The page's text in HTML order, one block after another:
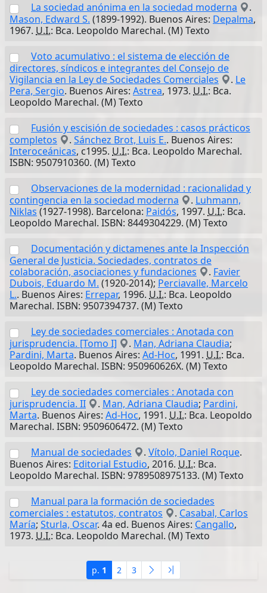
La sociedad anónima en la sociedad moderna
.
Mason, Edward S. (1899-1992). Buenos Aires: Depalma,
1967. U.I.: Bca. Leopoldo Marechal. (M) Texto
Voto acumulativo : el sistema de elección de
directores, síndicos e integrantes del Consejo de
Vigilancia en la Ley de Sociedades Comerciales
. Le
Pera, Sergio. Buenos Aires: Astrea, 1973. U.I.: Bca.
Leopoldo Marechal. (M) Texto
Fusión y escisión de sociedades : casos prácticos
completos
. Sánchez Brot, Luis E.. Buenos Aires:
Interoceánicas, c1995. U.I.: Bca. Leopoldo Marechal.
ISBN: 9507910360. (M) Texto
Observaciones de la modernidad : racionalidad y
contingencia en la sociedad moderna
. Luhmann,
Niklas (1927-1998). Barcelona: Paidós, 1997. U.I.: Bca.
Leopoldo Marechal. ISBN: 8449304229. (M) Texto
Documentación y dictamenes ante la Inspección
General de Justicia. Sociedades, contratos de
colaboración, asociaciones y fundaciones
. Favier
Dubois, Eduardo M. (1920-2014); Perciavalle, Marcelo
L.. Buenos Aires: Errepar, 1996. U.I.: Bca. Leopoldo
Marechal. ISBN: 9507394737. (M) Texto
Ley de sociedades comerciales : Anotada con
jurisprudencia. [Tomo I]
. Man, Adriana Claudia;
Pardini, Marta. Buenos Aires: Ad-Hoc, 1991. U.I.: Bca.
Leopoldo Marechal. ISBN: 950960626X. (M) Texto
Ley de sociedades comerciales : Anotada con
jurisprudencia. II
. Man, Adriana Claudia; Pardini,
Marta. Buenos Aires: Ad-Hoc, 1991. U.I.: Bca. Leopoldo
Marechal. ISBN: 9509606472. (M) Texto
Manual de sociedades
. Vítolo, Daniel Roque.
Buenos Aires: Editorial Estudio, 2016. U.I.: Bca.
Leopoldo Marechal. ISBN: 9789508975133. (M) Texto
Manual para la formación de sociedades
comerciales : estatutos, contratos
. Casabal, Carlos
María; Sturla, Oscar. 4a ed. Buenos Aires: Cangallo,
1973. U.I.: Bca. Leopoldo Marechal. (M) Texto
p. 1 2 3